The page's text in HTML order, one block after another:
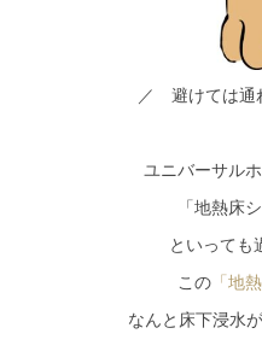
／ 避けては
ユニバーサル
「地熱床
といっても
この 「地
なんと床下浸水